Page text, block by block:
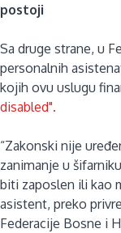
postoji
Sa druge strane, u
personalnih
kojih ovu uslugu
disabled".
“Zakonski nije
zanimanje u
biti zaposlen ili kao
asistent, preko
Federacije Bosne i